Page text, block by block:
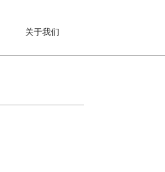
关于我们